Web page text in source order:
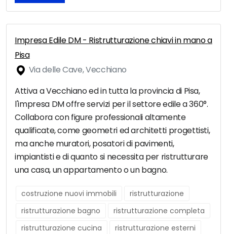
Impresa Edile DM - Ristrutturazione chiavi in mano a
Pisa
Via delle Cave, Vecchiano
Attiva a Vecchiano ed in tutta la provincia di Pisa,
l'impresa DM offre servizi per il settore edile a 360°.
Collabora con figure professionali altamente
qualificate, come geometri ed architetti progettisti,
ma anche muratori, posatori di pavimenti,
impiantisti e di quanto si necessita per ristrutturare
una casa, un appartamento o un bagno.
costruzione nuovi immobili
ristrutturazione
ristrutturazione bagno
ristrutturazione completa
ristrutturazione cucina
ristrutturazione esterni